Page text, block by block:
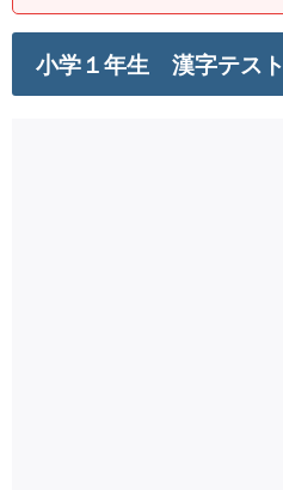
小学１年生 漢字テスト